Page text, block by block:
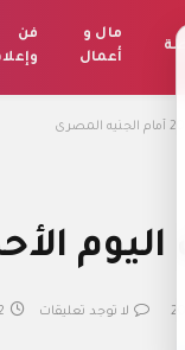
مال و
أعمال
فن
أمام الجنيه
لا توجد تعليقات 2